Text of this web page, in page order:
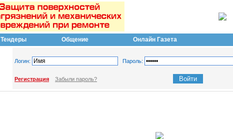
Тендеры Общение Онлайн Газета
Логин: Пароль:
Регистрация Забыли пароль?